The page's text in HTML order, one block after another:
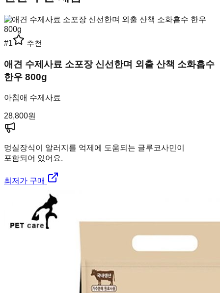
#1 추천
애견 수제사료 소포장 신선한며 외출 산책 소화흡수
한우 800g
아침애 수제사료
28,800원
멍실장식이 알러지를 억제에 도움되는 글루코사민이
포함되어 있어요.
최저가 구매